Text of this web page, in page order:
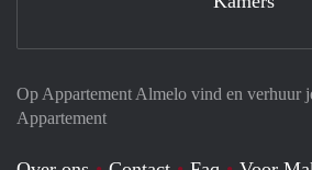
Op Appartement Almelo vind en verhuur
Appartement